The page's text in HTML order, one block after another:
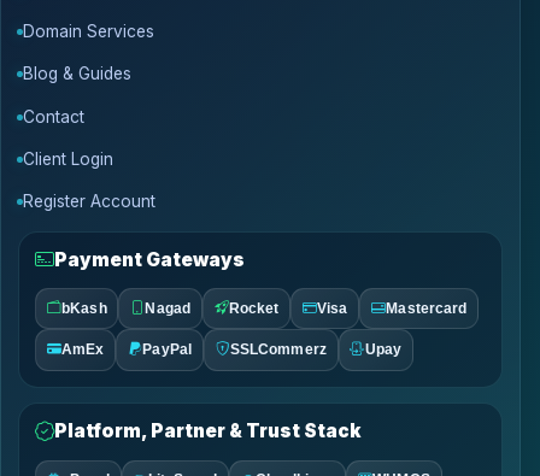
Domain Services
Blog & Guides
Contact
Client Login
Register Account
Payment Gateways
bKash Nagad Rocket Visa Mastercard
AmEx PayPal SSLCommerz Upay
Platform, Partner & Trust Stack